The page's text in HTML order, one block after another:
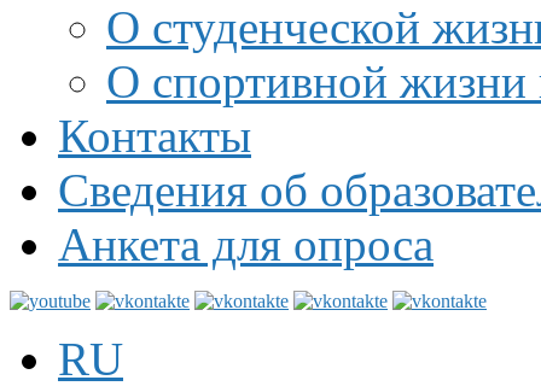
О студенческой
О спортивной жизни
Контакты
Сведения об
Анкета для опроса
RU